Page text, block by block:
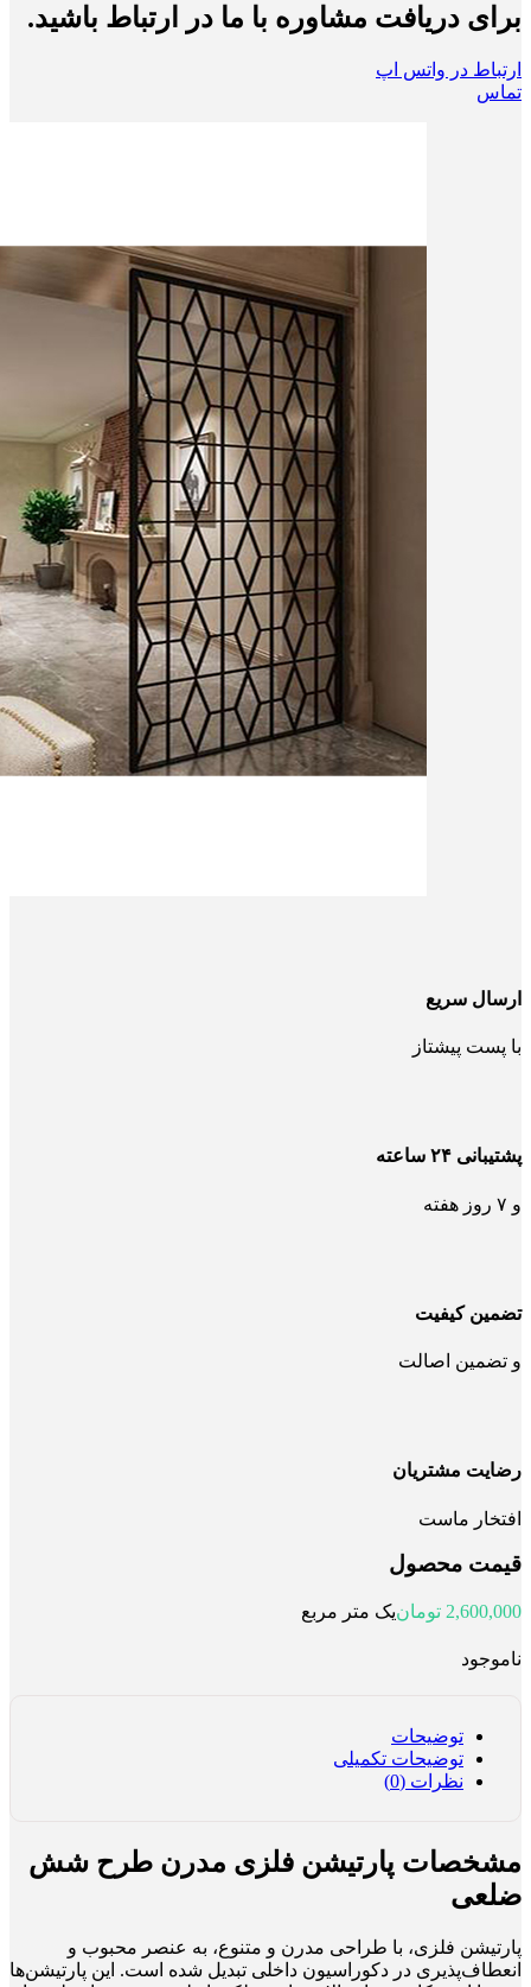
برای دریافت مشاوره با ما در ارتباط باشید.
ارتباط در واتس اپ
تماس
ارسال سریع
با پست پیشتاز
پشتیبانی ۲۴ ساعته
و ۷ روز هفته
تضمین کیفیت
و تضمین اصالت
رضایت مشتریان
افتخار ماست
قیمت محصول
2,600,000 تومانیک متر مربع
ناموجود
توضیحات
توضیحات تکمیلی
نظرات (0)
مشخصات پارتیشن فلزی مدرن طرح شش
ضلعی
پارتیشن فلزی، با طراحی مدرن و متنوع، به عنصر محبوب و
انعطاف‌پذیری در دکوراسیون داخلی تبدیل شده است. این پارتیشن‌ها